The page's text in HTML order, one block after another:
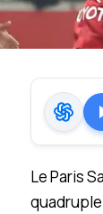
Le Paris